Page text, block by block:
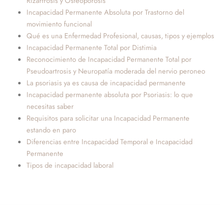
Incapacidad Permanente Absoluta por Trastorno del
movimiento funcional
Qué es una Enfermedad Profesional, causas, tipos y ejemplos
Incapacidad Permanente Total por Distimia
Reconocimiento de Incapacidad Permanente Total por
Pseudoartrosis y Neuropatía moderada del nervio peroneo
La psoriasis ya es causa de incapacidad permanente
Incapacidad permanente absoluta por Psoriasis: lo que
necesitas saber
Requisitos para solicitar una Incapacidad Permanente
estando en paro
Diferencias entre Incapacidad Temporal e Incapacidad
Permanente
Tipos de incapacidad laboral